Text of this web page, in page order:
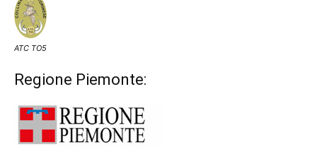
ATC TO5
Regione Piemonte: